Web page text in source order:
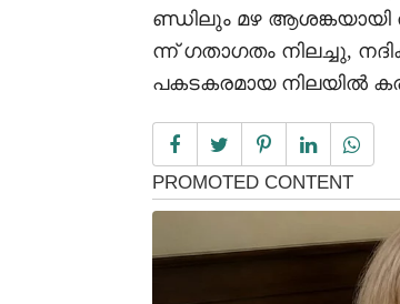
ണ്ഡിലും മഴ
ന്ന് ഗതാഗതം നിലച്ചു,
പകടകരമായ നിലയിൽ